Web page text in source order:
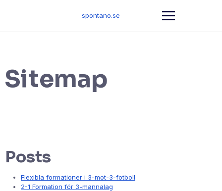
spontano.se
Sitemap
Posts
Flexibla formationer i 3-mot-3-fotboll
2-1 Formation för 3-mannalag